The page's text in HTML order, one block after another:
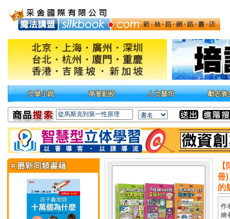
冊
的
作
繪